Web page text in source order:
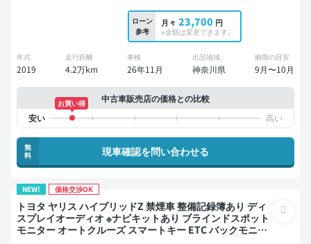
ローン
参考
月々 23,700 円
※金額は変更できます。
年式
2019
走行距離
4.2万km
車検
26年11月
出品地域
神奈川県
納期の目安
9月〜10月
中古車販売店の価格との比較
お買い得
無
料
現車確認を問い合わせる
NEW! 価格交渉OK
トヨタ ヤリス ハイブリッドZ 禁煙車 整備記録簿あり ディ
スプレイオーディオ ※ナビキットあり ブラインドスポット
モニター オートクルーズ スマートキー ETC バックモニタ